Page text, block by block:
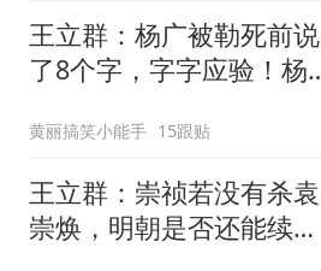
王立群：杨广被勒死前说
了8个字，字字应验！杨
爹埋下的雷
黄丽搞笑小能手 15跟贴
王立群：崇祯若没有杀袁
崇焕，明朝是否还能续命